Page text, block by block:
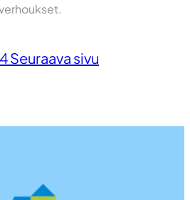
4Seuraava sivu